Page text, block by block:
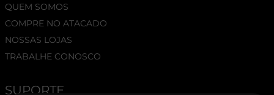
QUEM SOMOS
COMPRE NO ATACADO
NOSSAS LOJAS
TRABALHE CONOSCO
SUPORTE